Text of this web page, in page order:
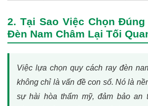
2. Tại Sao Việc Chọn
Đèn Nam Châm Lại Tối
Việc lựa chọn quy cách ray đèn
không chỉ là vấn đề con số. Nó là
sự hài hòa thẩm mỹ, đảm bảo an